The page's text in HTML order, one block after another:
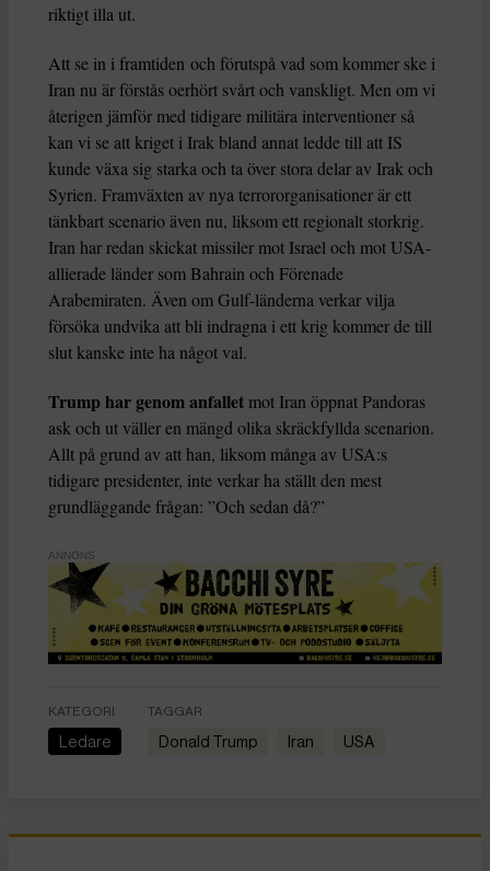
riktigt illa ut.
Att se in i framtiden och förutspå vad som kommer ske i
Iran nu är förstås oerhört svårt och vanskligt. Men om vi
återigen jämför med tidigare militära interventioner så
kan vi se att kriget i Irak bland annat ledde till att IS
kunde växa sig starka och ta över stora delar av Irak och
Syrien. Framväxten av nya terrororganisationer är ett
tänkbart scenario även nu, liksom ett regionalt storkrig.
Iran har redan skickat missiler mot Israel och mot USA-
allierade länder som Bahrain och Förenade
Arabemiraten. Även om Gulf-länderna verkar vilja
försöka undvika att bli indragna i ett krig kommer de till
slut kanske inte ha något val.
Trump har genom anfallet mot Iran öppnat Pandoras
ask och ut väller en mängd olika skräckfyllda scenarion.
Allt på grund av att han, liksom många av USA:s
tidigare presidenter, inte verkar ha ställt den mest
grundläggande frågan: ”Och sedan då?”
ANNONS
KATEGORI
Ledare
TAGGAR
Donald Trump Iran USA